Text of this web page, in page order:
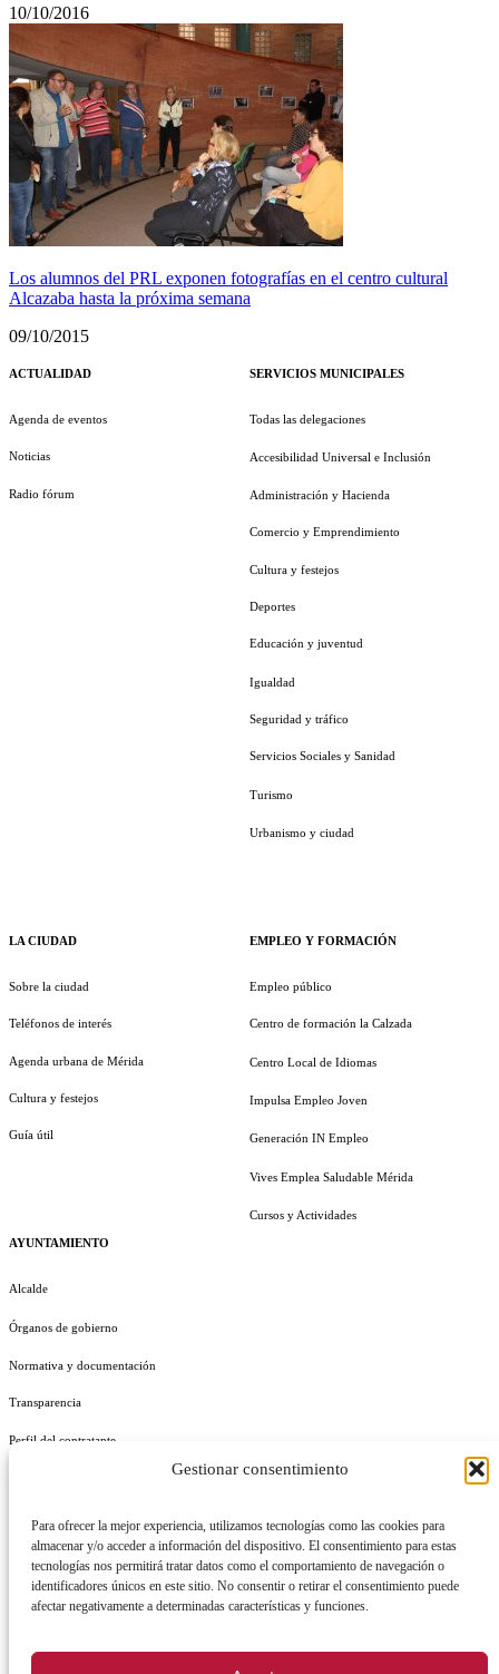
Gestionar consentimiento
Para ofrecer la mejor experiencia, utilizamos tecnologías como las cookies para
almacenar y/o acceder a información del dispositivo. El consentimiento para estas
tecnologías nos permitirá tratar datos como el comportamiento de navegación o
identificadores únicos en este sitio. No consentir o retirar el consentimiento puede
afectar negativamente a determinadas características y funciones.
10/10/2016
Los alumnos del PRL exponen fotografías en el centro cultural
Alcazaba hasta la próxima semana
09/10/2015
ACTUALIDAD
Agenda de eventos
Noticias
Radio fórum
LA CIUDAD
Sobre la ciudad
Teléfonos de interés
Agenda urbana de Mérida
Cultura y festejos
Guía útil
AYUNTAMIENTO
Alcalde
Órganos de gobierno
Normativa y documentación
Transparencia
Perfil del contratante
SERVICIOS MUNICIPALES
Todas las delegaciones
Accesibilidad Universal e Inclusión
Administración y Hacienda
Comercio y Emprendimiento
Cultura y festejos
Deportes
Educación y juventud
Igualdad
Seguridad y tráfico
Servicios Sociales y Sanidad
Turismo
Urbanismo y ciudad
EMPLEO Y FORMACIÓN
Empleo público
Centro de formación la Calzada
Centro Local de Idiomas
Impulsa Empleo Joven
Generación IN Empleo
Vives Emplea Saludable Mérida
Cursos y Actividades